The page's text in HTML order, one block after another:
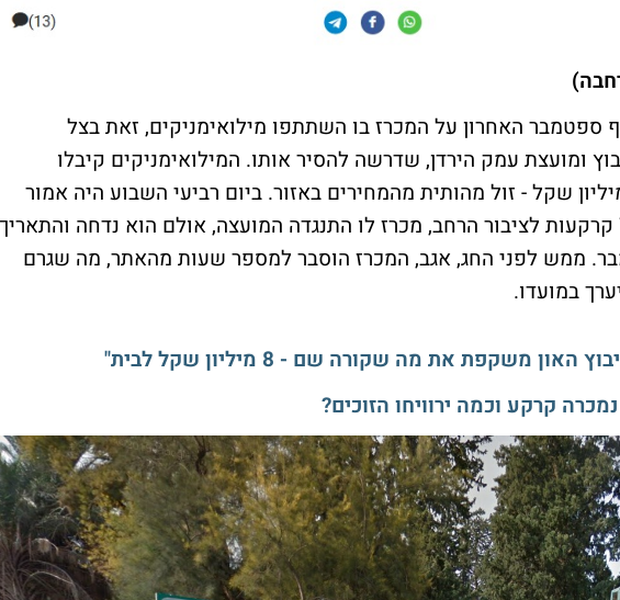
בסוף ספטמבר האחרון על המכרז בו השתתפו מילואימניקים, זאת בצל
ומועצת עמק הירדן, שדרשה להסיר אותו. המילואימניקים קיבלו
שקל - זול מהותית מהמחירים באזור. ביום רביעי השבוע היה אמור
להיערך מכרז נוסף לשיווק 73 קרקעות לציבור הרחב, מכרז לו התנגדה המועצה, אולם הוא נדחה והתאריך
כרגע הוא ה-23 בדצמבר. ממש לפני החג, אגב, המכרז הוסבר למספר שעות מהאתר, מה שגרם
במועדו.
משקפת את מה שקורה שם - 8 מיליון שקל לבית"
קרקע וכמה ירוויחו הזוכים?